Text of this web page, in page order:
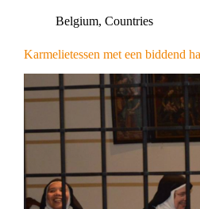
Belgium, Countries
Karmelietessen met een biddend